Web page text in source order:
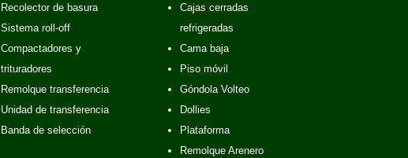
Recolector de basura
Sistema roll-off
Compactadores y
trituradores
Remolque transferencia
Unidad de transferencia
Banda de selección
Cajas cerradas
refrigeradas
Cama baja
Piso móvil
Góndola Volteo
Dollies
Plataforma
Remolque Arenero